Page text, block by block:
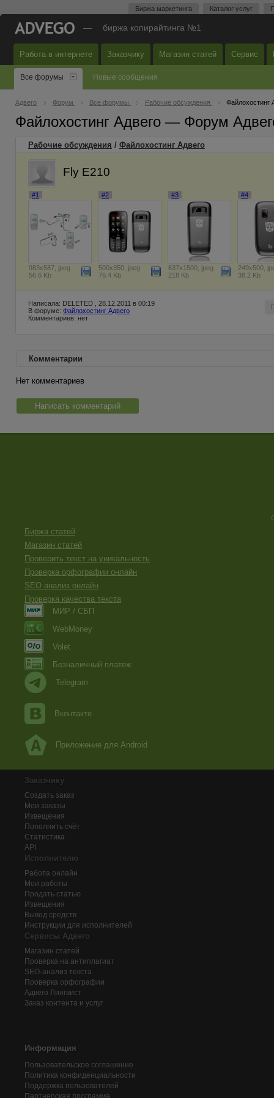
Биржа маркетинга Каталог услуг
— биржа копирайтинга №1
Работа в интернете Заказчику Магазин статей Сервис
Все форумы Новые сообщения
Адвего Форум Все форумы Рабочие обсуждения Файлохостинг
Файлохостинг Адвего — Форум
Рабочие обсуждения / Файлохостинг Адвего
Fly E210
#1
983x587, jpeg
56.6 Kb
#2
500x350, jpeg
76.4 Kb
#3
637x1500, jpeg
218 Kb
#4
249x500,
38.2 Kb
Написала: DELETED , 28.12.2011 в 00:19
В форуме: Файлохостинг Адвего
Комментариев: нет
Комментарии
Нет комментариев
Написать комментарий
Биржа статей
Магазин статей
Проверить текст на уникальность
Проверка орфографии онлайн
SEO анализ онлайн
Проверка качества текста
МИР / СБП
WebMoney
Volet
Безналичный платеж
Telegram
Вконтакте
Приложение для Android
Заказчику
Создать заказ
Мои заказы
Извещения
Пополнить счёт
Статистика
API
Исполнителю
Работа онлайн
Мои работы
Продать статью
Извещения
Вывод средств
Инструкции для исполнителей
Сервисы Адвего
Магазин статей
Проверка на антиплагиат
SEO-анализ текста
Проверка орфографии
Адвего Лингвист
Заказ контента и услуг
Информация
Пользовательское соглашение
Политика конфиденциальности
Поддержка пользователей
Партнерская программа